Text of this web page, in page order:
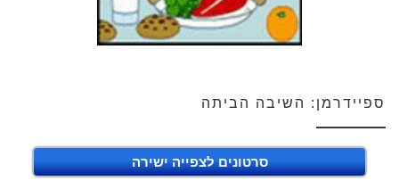
ספיידרמן: השיבה הביתה
סרטונים לצפייה ישירה